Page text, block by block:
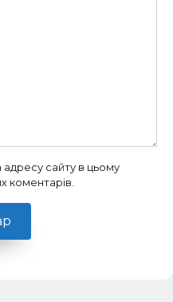
сайту в цьому
коментарів.